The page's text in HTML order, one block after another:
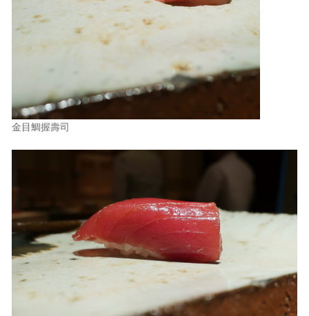
金目鯛握壽司